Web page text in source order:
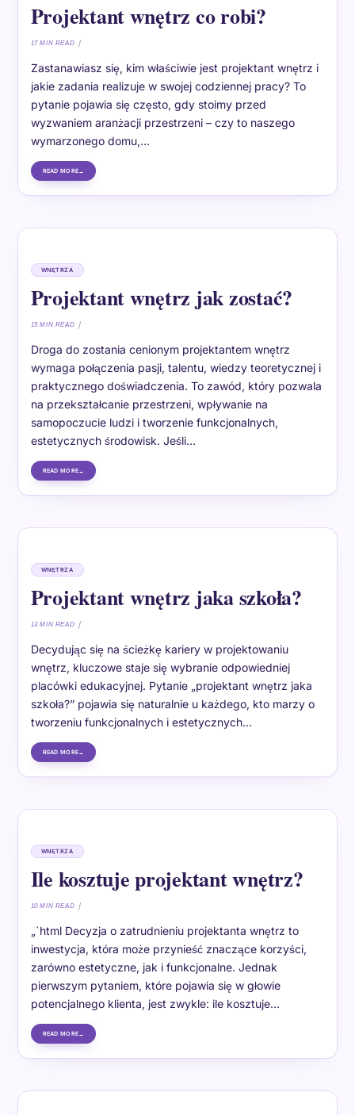
Projektant wnętrz co robi?
17 MIN READ
Zastanawiasz się, kim właściwie jest projektant wnętrz i
jakie zadania realizuje w swojej codziennej pracy? To
pytanie pojawia się często, gdy stoimy przed
wyzwaniem aranżacji przestrzeni – czy to naszego
wymarzonego domu,…
READ MORE
WNĘTRZA
Projektant wnętrz jak zostać?
15 MIN READ
Droga do zostania cenionym projektantem wnętrz
wymaga połączenia pasji, talentu, wiedzy teoretycznej i
praktycznego doświadczenia. To zawód, który pozwala
na przekształcanie przestrzeni, wpływanie na
samopoczucie ludzi i tworzenie funkcjonalnych,
estetycznych środowisk. Jeśli…
READ MORE
WNĘTRZA
Projektant wnętrz jaka szkoła?
13 MIN READ
Decydując się na ścieżkę kariery w projektowaniu
wnętrz, kluczowe staje się wybranie odpowiedniej
placówki edukacyjnej. Pytanie „projektant wnętrz jaka
szkoła?” pojawia się naturalnie u każdego, kto marzy o
tworzeniu funkcjonalnych i estetycznych…
READ MORE
WNĘTRZA
Ile kosztuje projektant wnętrz?
10 MIN READ
„`html Decyzja o zatrudnieniu projektanta wnętrz to
inwestycja, która może przynieść znaczące korzyści,
zarówno estetyczne, jak i funkcjonalne. Jednak
pierwszym pytaniem, które pojawia się w głowie
potencjalnego klienta, jest zwykle: ile kosztuje…
READ MORE